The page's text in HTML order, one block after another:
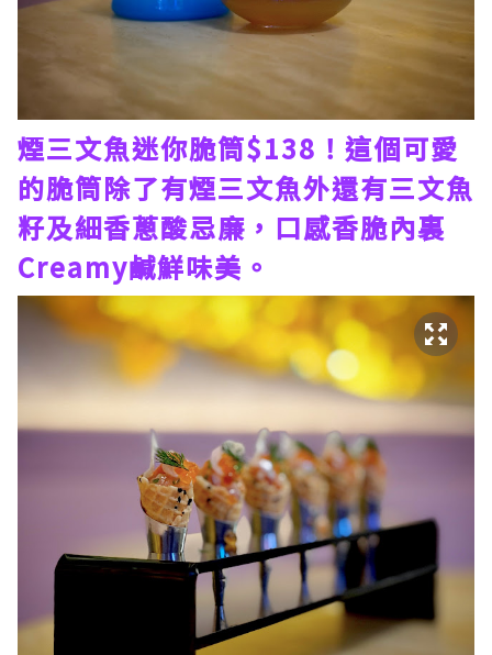
煙三文魚迷你脆筒$138！這個可愛
的脆筒除了有煙三文魚外還有三文魚
籽及細香蔥酸忌廉，口感香脆內裏
Creamy鹹鮮味美。